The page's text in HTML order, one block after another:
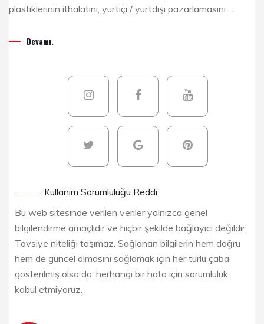
plastiklerinin ithalatını, yurtiçi / yurtdışı pazarlamasını ...
Devamı.
Kullanım Sorumluluğu Reddi
Bu web sitesinde verilen veriler yalnızca genel
bilgilendirme amaçlıdır ve hiçbir şekilde bağlayıcı değildir.
Tavsiye niteliği taşımaz. Sağlanan bilgilerin hem doğru
hem de güncel olmasını sağlamak için her türlü çaba
gösterilmiş olsa da, herhangi bir hata için sorumluluk
kabul etmiyoruz.